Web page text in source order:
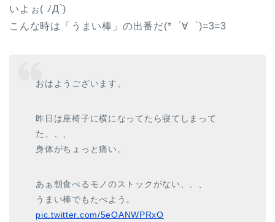
いよぉ( ﾉД`)
こんな時は「うまい棒」の出番だ(*゜∀゜)=3=3
おはようございます。
昨日は座椅子に横になってたら寝てしまって
た、、、
身体がちょっと痛い。
あぁ朝食べるモノのストックがない、、、
うまい棒でもたべよう。
pic.twitter.com/5eOANWPRxO